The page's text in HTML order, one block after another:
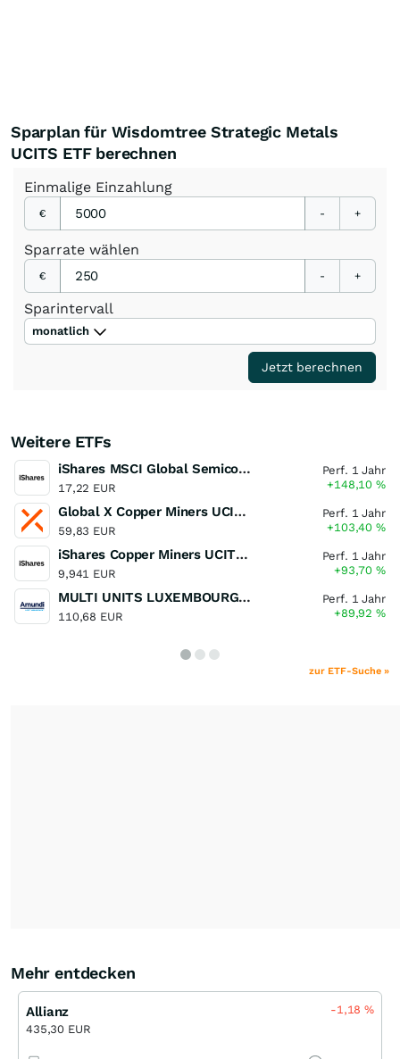
Sparplan für Wisdomtree Strategic Metals
UCITS ETF berechnen
Einmalige Einzahlung
€ - +
Sparrate wählen
€ - +
Sparintervall
monatlich
Jetzt berechnen
Weitere ETFs
iShares MSCI Global Semiconductors UCITS ETF USD (Acc)
17,22 EUR
Perf. 1 Jahr
+148,10%
Global X Copper Miners UCITS ETF USD Acc
59,83 EUR
Perf. 1 Jahr
+103,40%
iShares Copper Miners UCITS ETF
9,941 EUR
Perf. 1 Jahr
+93,70%
MULTI UNITS LUXEMBOURG - Lyxor MSCI Semiconductors ESG Filtered
110,68 EUR
Perf. 1 Jahr
+89,92%
zur ETF-Suche »
Mehr entdecken
Allianz
435,30 EUR
-1,18%